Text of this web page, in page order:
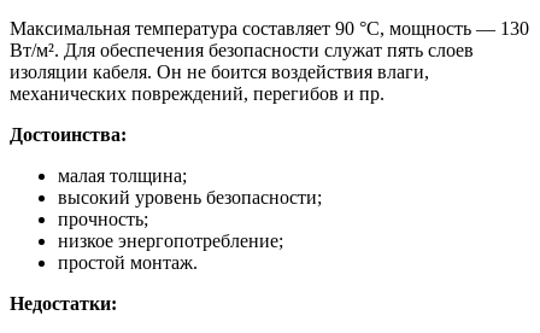
Максимальная температура составляет 90 °С, мощность — 130
Вт/м². Для обеспечения безопасности служат пять слоев
изоляции кабеля. Он не боится воздействия влаги,
механических повреждений, перегибов и пр.
Достоинства:
малая толщина;
высокий уровень безопасности;
прочность;
низкое энергопотребление;
простой монтаж.
Недостатки: